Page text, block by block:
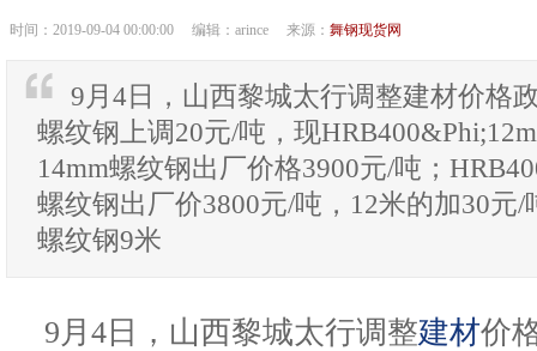
时间：2019-09-04 00:00:00 编辑：arince 来源： 舞钢现货网
9月4日，山西黎城太行调整建材价格
螺纹钢上调20元/吨，现
14mm螺纹钢出厂价格3900元/吨；
螺纹钢出厂价3800元/吨，12米的加30元/
螺纹钢9米
9月4日，山西黎城太行调整建材价